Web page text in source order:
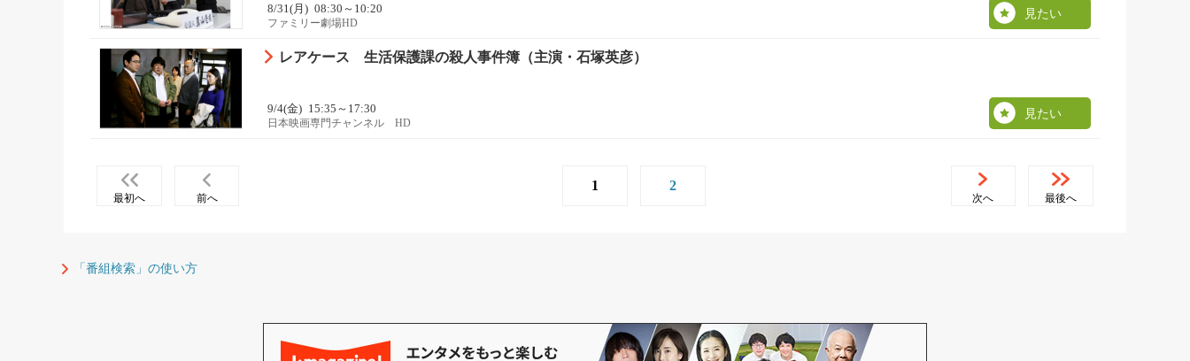
8/31(月) 08:30～10:20
ファミリー劇場HD
見たい
レアケース 生活保護課の殺人事件簿（主演・石塚英彦）
9/4(金) 15:35～17:30
日本映画専門チャンネル HD
見たい
最初へ 前へ
1 2
次へ 最後へ
「番組検索」の使い方